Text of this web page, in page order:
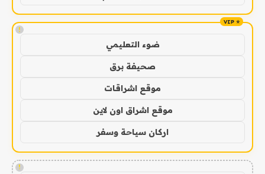
!
ضوء التعليمي
صحيفة برق
موقع اشراقات
موقع اشراق اون لاين
اركان سياحة وسفر
!